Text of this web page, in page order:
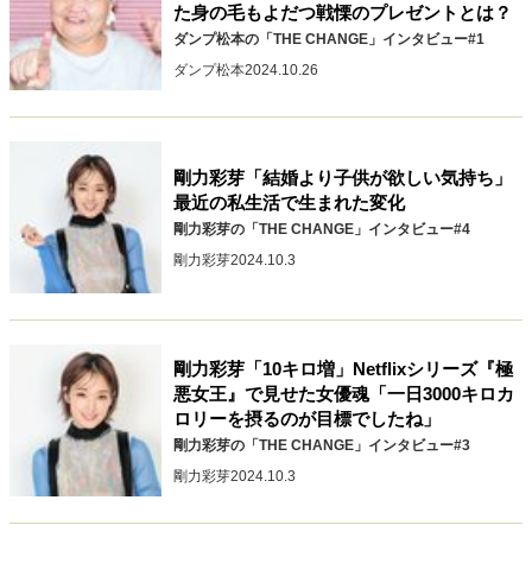
た身の毛もよだつ戦慄のプレゼントとは？
ダンプ松本の「THE CHANGE」インタビュー#1
ダンプ松本2024.10.26
剛力彩芽「結婚より子供が欲しい気持ち」
最近の私生活で生まれた変化
剛力彩芽の「THE CHANGE」インタビュー#4
剛力彩芽2024.10.3
剛力彩芽「10キロ増」Netflixシリーズ『極
悪女王』で見せた女優魂「一日3000キロカ
ロリーを摂るのが目標でしたね」
剛力彩芽の「THE CHANGE」インタビュー#3
剛力彩芽2024.10.3